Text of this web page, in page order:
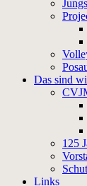
Das sind
125
Links